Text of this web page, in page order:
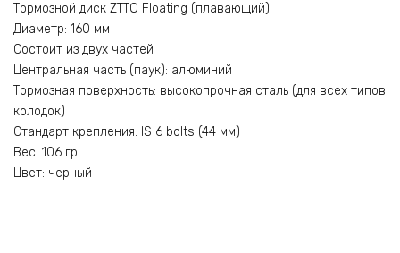
Тормозной диск ZTTO Floating (плавающий)
Диаметр: 160 мм
Состоит из двух частей
Центральная часть (паук): алюминий
Тормозная поверхность: высокопрочная сталь (для всех типов
колодок)
Стандарт крепления: IS 6 bolts (44 мм)
Вес: 106 гр
Цвет: черный